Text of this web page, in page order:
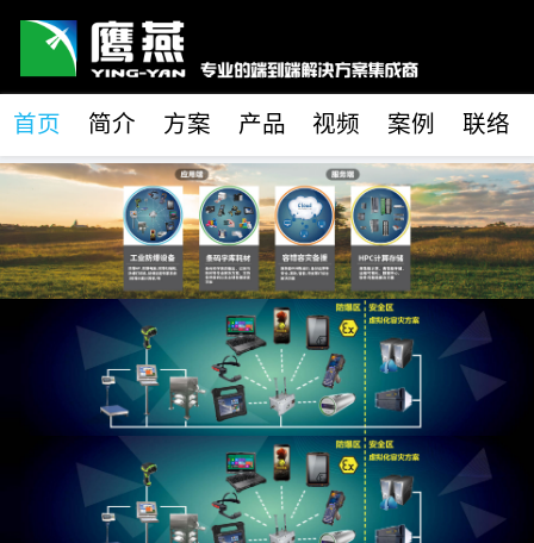
首页 简介 方案 产品 视频 案例 联络